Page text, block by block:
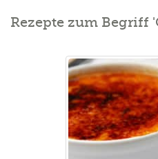
Rezepte zum Begriff